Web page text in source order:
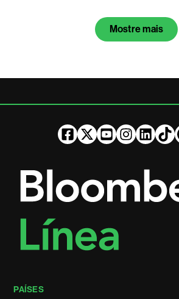
Mostre mais
PAÍSES